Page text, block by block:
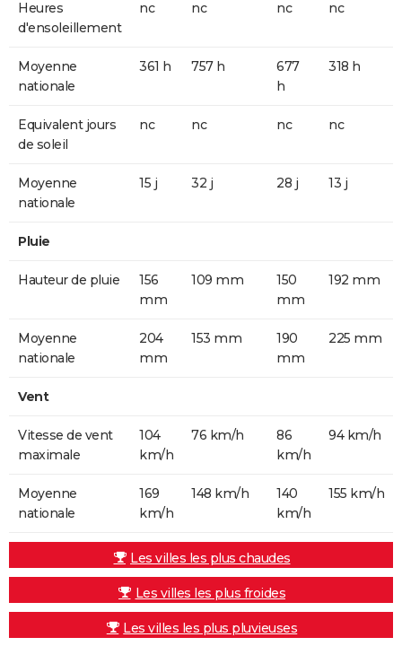
Heures
d'ensoleillement
nc nc nc nc
Moyenne
nationale
361 h 757 h
677
h
318 h
Equivalent jours
de soleil
nc nc nc nc
Moyenne
nationale
15 j 32 j 28 j 13 j
Pluie
Hauteur de pluie
156
mm
109 mm
150
mm
192 mm
Moyenne
nationale
204
mm
153 mm
190
mm
225 mm
Vent
Vitesse de vent
maximale
104
km/h
76 km/h
86
km/h
94 km/h
Moyenne
nationale
169
km/h
148 km/h
140
km/h
155 km/h
Les villes les plus chaudes
Les villes les plus froides
Les villes les plus pluvieuses